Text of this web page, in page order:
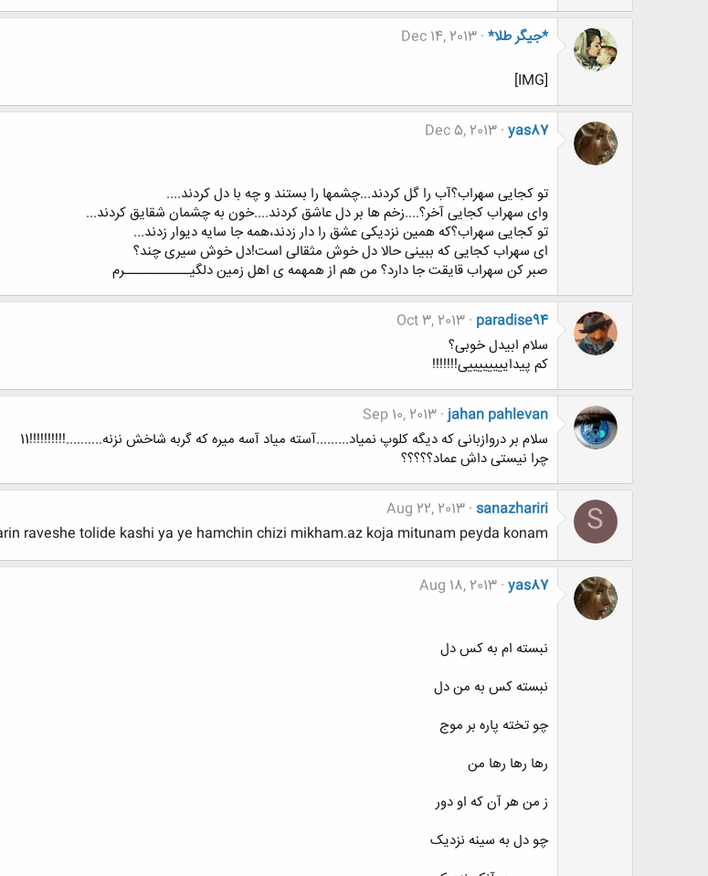
*جیگر طلا* Dec 14, 2013
[IMG]
yas87
Dec 5, 2013
تو کجایی سهراب؟آب را گل کردند...چشمها را بستند و چه با دل کردند....
وای سهراب کجایی آخر؟....زخم ها بر دل عاشق کردند....خون به چشمان شقایق کردند...
تو کجایی سهراب؟که همین نزدیکی عشق را دار زدند،همه جا سایه دیوار زدند...
ای سهراب کجایی که ببینی حالا دل خوش مثقالی است!دل خوش سیری چند؟
صبر کن سهراب قایقت جا دارد؟ من هم از همهمه ی اهل زمین دلگیــــــــــــرم
paradise94
Oct 3, 2013
سلام ابیدل خوبی؟
کم پیداییییییییی!!!!!!!
jahan pahlevan
Sep 10, 2013
سلام بر دروازبانی که دیگه کلوپ نمیاد.........آسته میاد آسه میره که گربه شاخش نزنه..........!!!!!!!!!!11
چرا نیستی داش عماد؟؟؟؟؟
S
sanazhariri
Aug 22, 2013
raveshe tolide kashi ya ye hamchin chizi mikham.az koja mitunam peyda konam?
yas87
Aug 18, 2013
نبسته ام به کس دل
نبسته کس به من دل
چو تخته پاره بر موج
رها رها رها من
ز من هر آن که او دور
چو دل به سینه نزدیک